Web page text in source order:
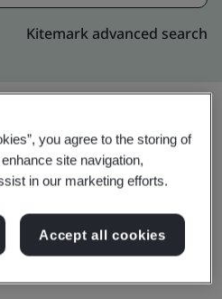
Kitemark advanced search
แชร์: อัปเกรด
3.01
you agree to the storing of
site navigation,
in our marketing efforts.
Accept all cookies